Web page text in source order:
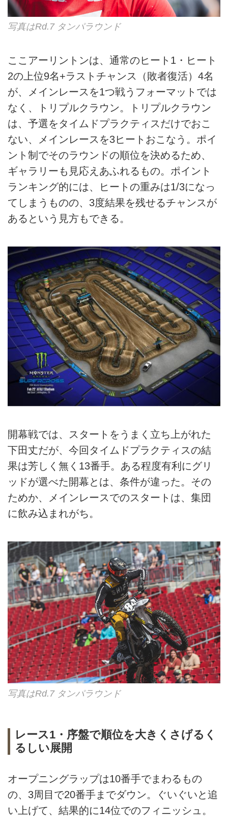
写真はRd.7 タンパラウンド
ここアーリントンは、通常のヒート1・ヒート
2の上位9名+ラストチャンス（敗者復活）4名
が、メインレースを1つ戦うフォーマットでは
なく、トリプルクラウン。トリプルクラウン
は、予選をタイムドプラクティスだけでおこ
ない、メインレースを3ヒートおこなう。ポイ
ント制でそのラウンドの順位を決めるため、
ギャラリーも見応えあふれるもの。ポイント
ランキング的には、ヒートの重みは1/3になっ
てしまうものの、3度結果を残せるチャンスが
あるという見方もできる。
開幕戦では、スタートをうまく立ち上がれた
下田丈だが、今回タイムドプラクティスの結
果は芳しく無く13番手。ある程度有利にグリ
ッドが選べた開幕とは、条件が違った。その
ためか、メインレースでのスタートは、集団
に飲み込まれがち。
写真はRd.7 タンパラウンド
レース1・序盤で順位を大きくさげるく
るしい展開
オープニングラップは10番手でまわるもの
の、3周目で20番手までダウン。ぐいぐいと追
い上げて、結果的に14位でのフィニッシュ。